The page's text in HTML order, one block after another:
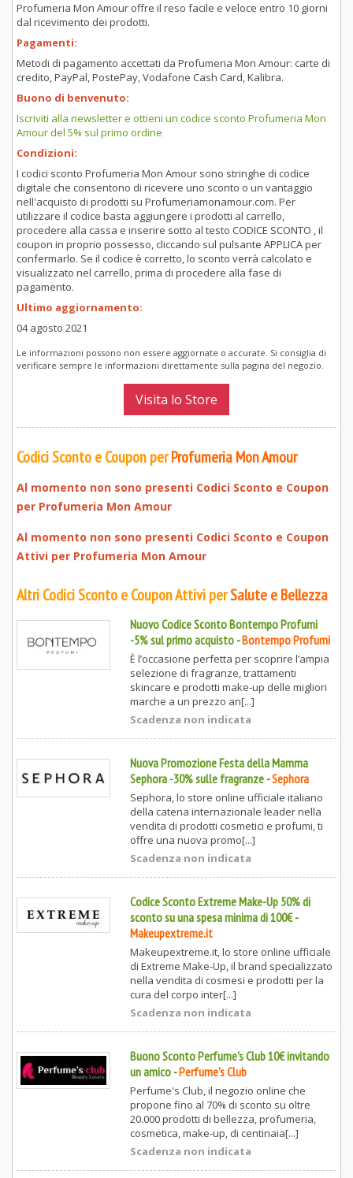
Profumeria Mon Amour offre il reso facile e veloce entro 10 giorni
dal ricevimento dei prodotti.
Pagamenti:
Metodi di pagamento accettati da Profumeria Mon Amour: carte di
credito, PayPal, PostePay, Vodafone Cash Card, Kalibra.
Buono di benvenuto:
Iscriviti alla newsletter e ottieni un codice sconto Profumeria Mon
Amour del 5% sul primo ordine
Condizioni:
I codici sconto Profumeria Mon Amour sono stringhe di codice
digitale che consentono di ricevere uno sconto o un vantaggio
nell'acquisto di prodotti su Profumeriamonamour.com. Per
utilizzare il codice basta aggiungere i prodotti al carrello,
procedere alla cassa e inserire sotto al testo CODICE SCONTO , il
coupon in proprio possesso, cliccando sul pulsante APPLICA per
confermarlo. Se il codice è corretto, lo sconto verrà calcolato e
visualizzato nel carrello, prima di procedere alla fase di
pagamento.
Ultimo aggiornamento:
04 agosto 2021
Le informazioni possono non essere aggiornate o accurate. Si consiglia di
verificare sempre le informazioni direttamente sulla pagina del negozio.
Visita lo Store
Codici Sconto e Coupon perProfumeria Mon Amour
Al momento non sono presenti Codici Sconto e Coupon
per Profumeria Mon Amour
Al momento non sono presenti Codici Sconto e Coupon
Attivi per Profumeria Mon Amour
Altri Codici Sconto e Coupon Attivi perSalute e Bellezza
Nuovo Codice Sconto Bontempo Profumi
-5% sul primo acquisto-Bontempo Profumi
È l’occasione perfetta per scoprire l’ampia
selezione di fragranze, trattamenti
skincare e prodotti make-up delle migliori
marche a un prezzo an[...]
Scadenza non indicata
Nuova Promozione Festa della Mamma
Sephora -30% sulle fragranze -Sephora
Sephora, lo store online ufficiale italiano
della catena internazionale leader nella
vendita di prodotti cosmetici e profumi, ti
offre una nuova promo[...]
Scadenza non indicata
Codice Sconto Extreme Make-Up 50% di
sconto su una spesa minima di 100€-
Makeupextreme.it
Makeupextreme.it, lo store online ufficiale
di Extreme Make-Up, il brand specializzato
nella vendita di cosmesi e prodotti per la
cura del corpo inter[...]
Scadenza non indicata
Buono Sconto Perfume's Club 10€ invitando
un amico-Perfume's Club
Perfume's Club, il negozio online che
propone fino al 70% di sconto su oltre
20.000 prodotti di bellezza, profumeria,
cosmetica, make-up, di centinaia[...]
Scadenza non indicata